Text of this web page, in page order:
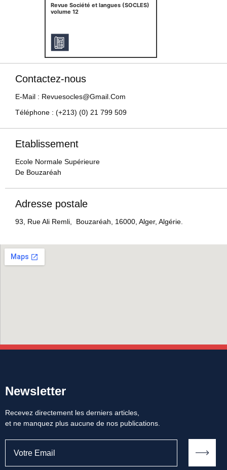
Revue Société et langues (SOCLES)
volume 12
Contactez-nous
E-Mail : Revuesocles@gmail.com
Téléphone : (+213) (0) 21 799 509
Etablissement
Ecole Normale Supérieure
De Bouzaréah
Adresse postale
93, Rue Ali Remli, Bouzaréah, 16000, Alger, Algérie.
Newsletter
Recevez directement les derniers articles,
et ne manquez plus aucune de nos publications.